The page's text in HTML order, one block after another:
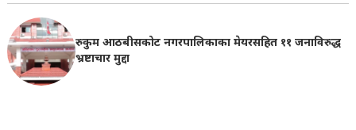
रुकुम आठबीसकोट नगरपालिकाका मेयरसहित ११ जनाविरुद्ध
भ्रष्टाचार मुद्दा